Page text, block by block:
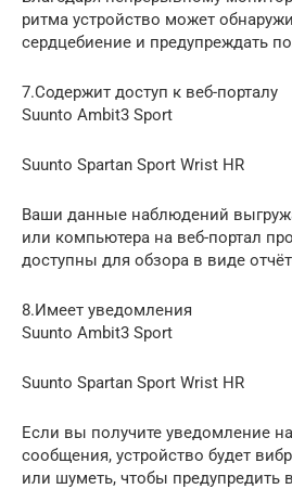
ритма устройство может
сердцебиение и предупреждать
7.Содержит доступ к веб-порталу
Suunto Ambit3 Sport
Suunto Spartan Sport Wrist HR
Ваши данные наблюдений
или компьютера на веб-портал
доступны для обзора в виде
8.Имеет уведомления
Suunto Ambit3 Sport
Suunto Spartan Sport Wrist HR
Если вы получите уведомление
сообщения, устройство будет
или шуметь, чтобы предупредить